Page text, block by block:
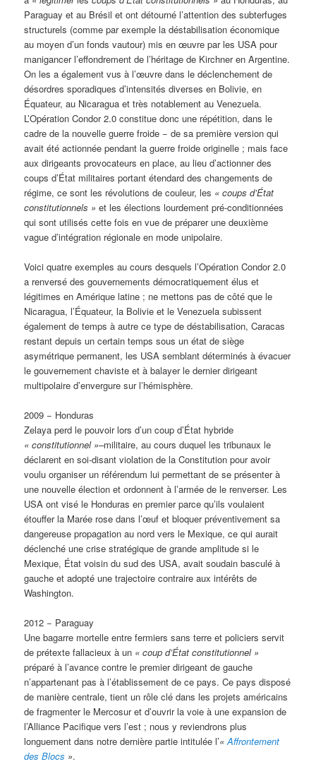
Paraguay et au Brésil et ont détourné l’attention des subterfuges
structurels (comme par exemple la déstabilisation économique
au moyen d’un fonds vautour) mis en œuvre par les USA pour
manigancer l’effondrement de l’héritage de Kirchner en Argentine.
On les a également vus à l’œuvre dans le déclenchement de
désordres sporadiques d’intensités diverses en Bolivie, en
Équateur, au Nicaragua et très notablement au Venezuela.
L’Opération Condor 2.0 constitue donc une répétition, dans le
cadre de la nouvelle guerre froide − de sa première version qui
avait été actionnée pendant la guerre froide originelle ; mais face
aux dirigeants provocateurs en place, au lieu d’actionner des
coups d’État militaires portant étendard des changements de
régime, ce sont les révolutions de couleur, les «coups d’État
constitutionnels » et les élections lourdement pré-conditionnées
qui sont utilisés cette fois en vue de préparer une deuxième
vague d’intégration régionale en mode unipolaire.
Voici quatre exemples au cours desquels l’Opération Condor 2.0
a renversé des gouvernements démocratiquement élus et
légitimes en Amérique latine ; ne mettons pas de côté que le
Nicaragua, l’Équateur, la Bolivie et le Venezuela subissent
également de temps à autre ce type de déstabilisation, Caracas
restant depuis un certain temps sous un état de siège
asymétrique permanent, les USA semblant déterminés à évacuer
le gouvernement chaviste et à balayer le dernier dirigeant
multipolaire d’envergure sur l’hémisphère.
2009 − Honduras
Zelaya perd le pouvoir lors d’un coup d’État hybride
«constitutionnel »–militaire, au cours duquel les tribunaux le
déclarent en soi-disant violation de la Constitution pour avoir
voulu organiser un référendum lui permettant de se présenter à
une nouvelle élection et ordonnent à l’armée de le renverser. Les
USA ont visé le Honduras en premier parce qu’ils voulaient
étouffer la Marée rose dans l’œuf et bloquer préventivement sa
dangereuse propagation au nord vers le Mexique, ce qui aurait
déclenché une crise stratégique de grande amplitude si le
Mexique, État voisin du sud des USA, avait soudain basculé à
gauche et adopté une trajectoire contraire aux intérêts de
Washington.
2012 − Paraguay
Une bagarre mortelle entre fermiers sans terre et policiers servit
de prétexte fallacieux à un «coup d’État constitutionnel »
préparé à l’avance contre le premier dirigeant de gauche
n’appartenant pas à l’établissement de ce pays. Ce pays disposé
de manière centrale, tient un rôle clé dans les projets américains
de fragmenter le Mercosur et d’ouvrir la voie à une expansion de
l’Alliance Pacifique vers l’est ; nous y reviendrons plus
longuement dans notre dernière partie intitulée l’«Affrontement
des Blocs ».